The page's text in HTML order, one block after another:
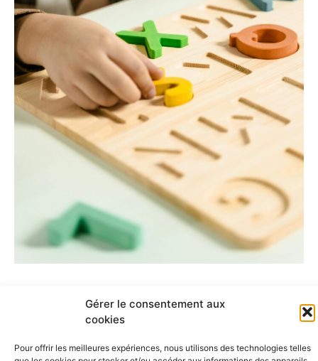
Gérer le consentement aux
cookies
Pour offrir les meilleures expériences, nous utilisons des technologies telles